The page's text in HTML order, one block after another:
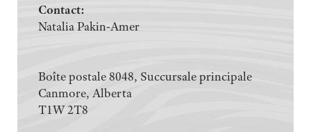
Contact:
Natalia Pakin-Amer
Boîte postale 8048, Succursale principale
Canmore, Alberta
T1W 2T8